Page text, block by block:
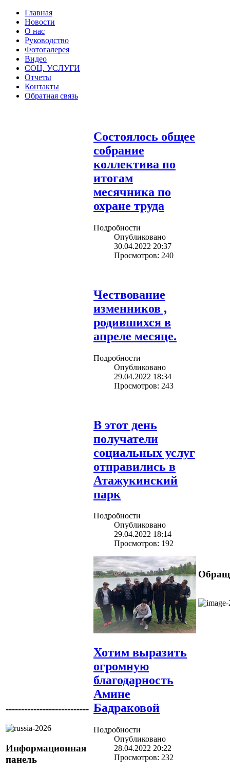
Главная
Новости
О нас
Руководство
Фотогалерея
Видео
СОЦ. УСЛУГИ
Отчеты
Контакты
Обратная связь
---------------------------
Информационная
панель
Состоялось общее
собрание
коллектива по
итогам
месячника по
охране труда
Подробности
Опубликовано
30.04.2022 20:37
Просмотров: 240
Чествование
изменников ,
родившихся в
апреле месяце.
Подробности
Опубликовано
29.04.2022 18:34
Просмотров: 243
В этот день
получатели
социальных услуг
отправились в
Атажукинский
парк
Подробности
Опубликовано
29.04.2022 18:14
Просмотров: 192
Хотим выразить
огромную
благодарность
Амине
Бадраковой
Подробности
Опубликовано
28.04.2022 20:22
Просмотров: 232